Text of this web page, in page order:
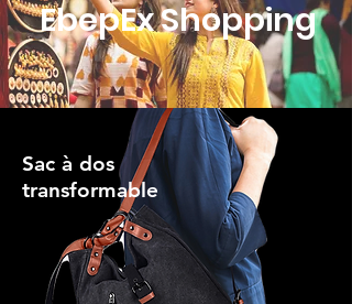
EbepEx Shopping
Sac à dos
transformable